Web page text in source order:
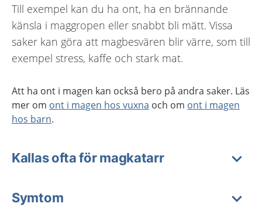
Till exempel kan du ha ont, ha en brännande
känsla i maggropen eller snabbt bli mätt. Vissa
saker kan göra att magbesvären blir värre, som till
exempel stress, kaffe och stark mat.
Att ha ont i magen kan också bero på andra saker. Läs
mer om ont i magen hos vuxna och om ont i magen
hos barn.
Kallas ofta för magkatarr
Symtom